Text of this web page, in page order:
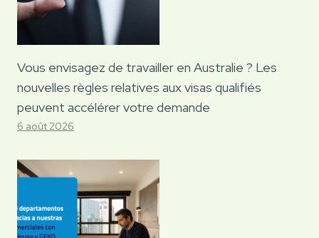
Vous envisagez de travailler en Australie ? Les
nouvelles règles relatives aux visas qualifiés
peuvent accélérer votre demande
6 août 2026